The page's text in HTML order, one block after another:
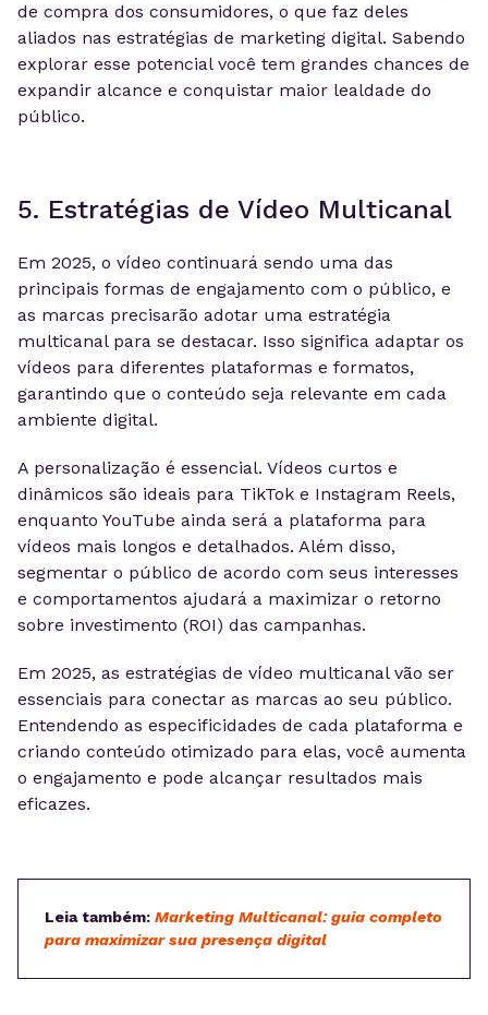
de compra dos consumidores, o que faz deles
aliados nas estratégias de marketing digital. Sabendo
explorar esse potencial você tem grandes chances de
expandir alcance e conquistar maior lealdade do
público.
5. Estratégias de Vídeo Multicanal
Em 2025, o vídeo continuará sendo uma das
principais formas de engajamento com o público, e
as marcas precisarão adotar uma estratégia
multicanal para se destacar. Isso significa adaptar os
vídeos para diferentes plataformas e formatos,
garantindo que o conteúdo seja relevante em cada
ambiente digital.
A personalização é essencial. Vídeos curtos e
dinâmicos são ideais para TikTok e Instagram Reels,
enquanto YouTube ainda será a plataforma para
vídeos mais longos e detalhados. Além disso,
segmentar o público de acordo com seus interesses
e comportamentos ajudará a maximizar o retorno
sobre investimento (ROI) das campanhas.
Em 2025, as estratégias de vídeo multicanal vão ser
essenciais para conectar as marcas ao seu público.
Entendendo as especificidades de cada plataforma e
criando conteúdo otimizado para elas, você aumenta
o engajamento e pode alcançar resultados mais
eficazes.
Leia também: Marketing Multicanal: guia completo
para maximizar sua presença digital